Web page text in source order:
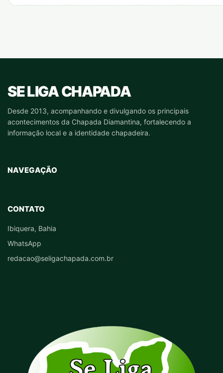
SE LIGA CHAPADA
Desde 2013, acompanhando e divulgando os principais
acontecimentos da Chapada Diamantina, fortalecendo a
informação local e a identidade chapadeira.
NAVEGAÇÃO
CONTATO
Ibiquera, Bahia
WhatsApp
redacao@seligachapada.com.br